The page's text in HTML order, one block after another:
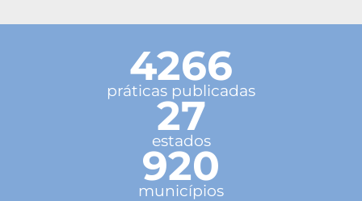
4266
práticas publicadas
27
estados
920
municípios